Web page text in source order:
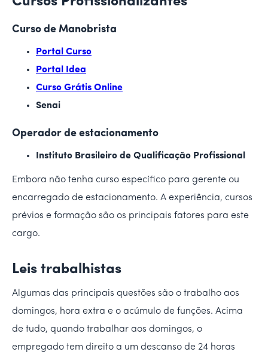
Curso de Manobrista
Portal Curso
Portal Idea
Curso Grátis Online
Senai
Operador de estacionamento
Instituto Brasileiro de Qualificação Profissional
Embora não tenha curso específico para gerente ou
encarregado de estacionamento. A experiência, cursos
prévios e formação são os principais fatores para este
cargo.
Leis trabalhistas
Algumas das principais questões são o trabalho aos
domingos, hora extra e o acúmulo de funções. Acima
de tudo, quando trabalhar aos domingos, o
empregado tem direito a um descanso de 24 horas